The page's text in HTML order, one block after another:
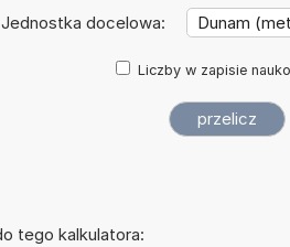
Jednostka docelowa:
Liczby w zapisie
tego kalkulatora: